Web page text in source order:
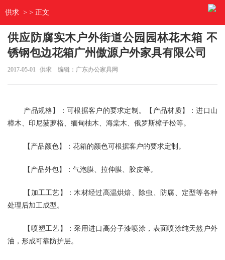
供求 > > 正文
供应防腐实木户外街道公园园林花木箱 不
锈钢包边花箱广州傲源户外家具有限公司
2017-05-01 供求 编辑：广东办公家具网
产品规格】：可根据客户的要求定制。【产品材质】：进口山
樟木、印尼菠萝格、缅甸柚木、海棠木、俄罗斯樟子松等。
【产品颜色】：花箱的颜色可根据客户的要求定制。
【产品外包】：气泡膜、拉伸膜、胶皮等。
【加工工艺】：木材经过高温烘焙、除虫、防腐、定型等各种
处理后加工成型。
【喷塑工艺】：采用进口高分子漆喷涂，表面喷涂纯天然户外
油，形成可靠防护层。